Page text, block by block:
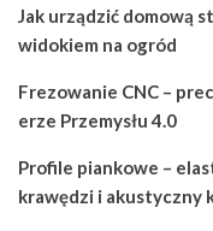
Jak urządzić domową
widokiem na ogród
Frezowanie CNC –
erze Przemysłu 4.0
Profile piankowe –
krawędzi i akustyczny